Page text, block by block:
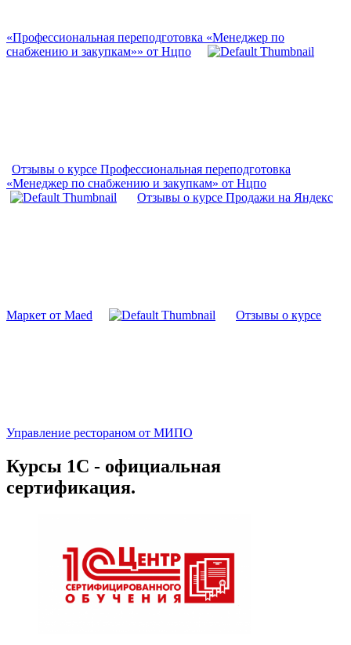
«Профессиональная переподготовка «Менеджер по
снабжению и закупкам»» от Нцпо
Отзывы о курсе Профессиональная переподготовка
«Менеджер по снабжению и закупкам» от Нцпо
Отзывы о курсе Продажи на Яндекс
Маркет от Maed Отзывы о курсе
Управление рестораном от МИПО
Курсы 1С - официальная
сертификация.